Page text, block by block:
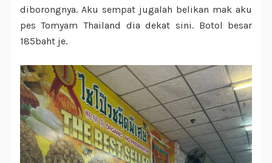
diborongnya. Aku sempat jugalah belikan mak aku
pes Tomyam Thailand dia dekat sini. Botol besar
185baht je.